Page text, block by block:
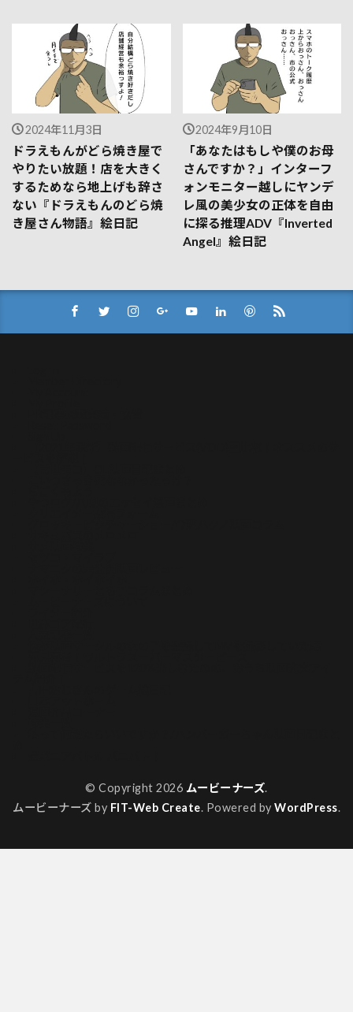
2024年11月3日
ドラえもんがどら焼き屋で
やりたい放題！店を大きく
するためなら地上げも辞さ
ない『ドラえもんのどら焼
き屋さん物語』絵日記
2024年9月10日
「あなたはもしや僕のお母
さんですか？」インターフ
ォンモニター越しにヤンデ
レ風の美少女の正体を自由
に探る推理ADV『Inverted
Angel』絵日記
© Copyright 2026 ムービーナーズ.
ムービーナーズ by FIT-Web Create. Powered by WordPress.